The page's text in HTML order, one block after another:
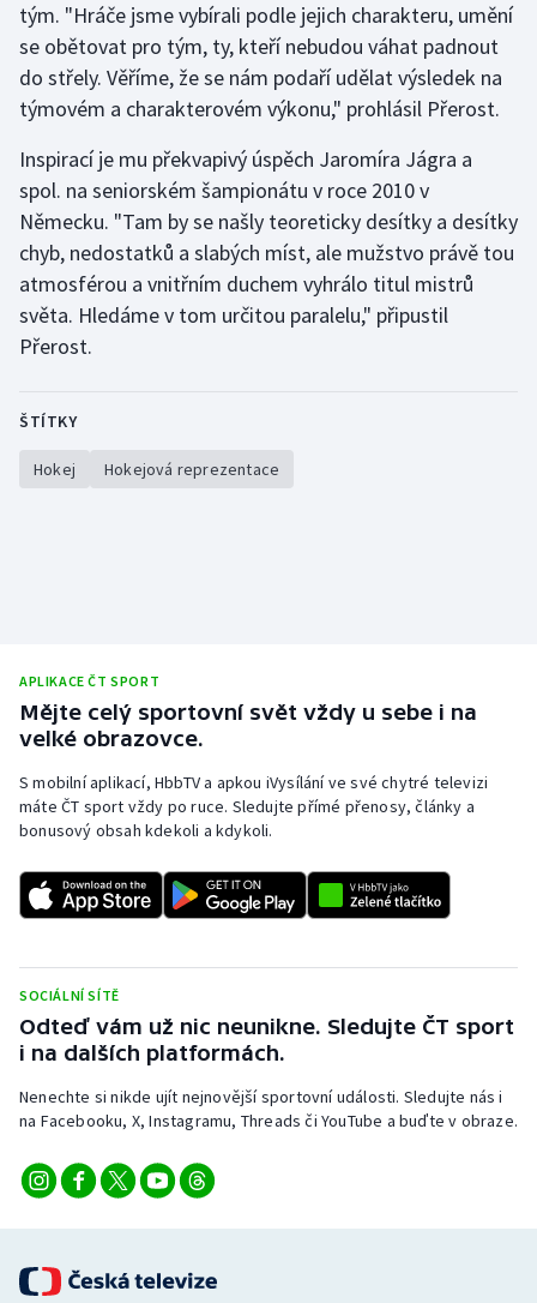
Plážový volejbal
Ragby
Rychlostní kanoistika
Short track
Sportovní střelba
Triatlon
tým. "Hráče jsme vybírali podle jejich charakteru, umění
se obětovat pro tým, ty, kteří nebudou váhat padnout
do střely. Věříme, že se nám podaří udělat výsledek na
týmovém a charakterovém výkonu," prohlásil Přerost.
Inspirací je mu překvapivý úspěch Jaromíra Jágra a
spol. na seniorském šampionátu v roce 2010 v
Německu. "Tam by se našly teoreticky desítky a desítky
chyb, nedostatků a slabých míst, ale mužstvo právě tou
atmosférou a vnitřním duchem vyhrálo titul mistrů
světa. Hledáme v tom určitou paralelu," připustil
Přerost.
ŠTÍTKY
Hokej Hokejová reprezentace
APLIKACE ČT SPORT
Mějte celý sportovní svět vždy u sebe i na
velké obrazovce.
S mobilní aplikací, HbbTV a apkou iVysílání ve své chytré televizi
máte ČT sport vždy po ruce. Sledujte přímé přenosy, články a
bonusový obsah kdekoli a kdykoli.
SOCIÁLNÍ SÍTĚ
Odteď vám už nic neunikne. Sledujte ČT sport
i na dalších platformách.
Nenechte si nikde ujít nejnovější sportovní události. Sledujte nás i
na Facebooku, X, Instagramu, Threads či YouTube a buďte v obraze.